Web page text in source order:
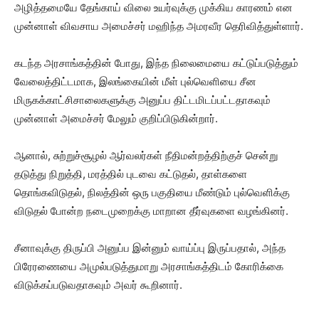
அழித்தமையே தேங்காய் விலை உயர்வுக்கு முக்கிய காரணம் என
முன்னாள் விவசாய அமைச்சர் மஹிந்த அமரவீர தெரிவித்துள்ளார்.
கடந்த அரசாங்கத்தின் போது, ​​இந்த நிலைமையை கட்டுப்படுத்தும்
வேலைத்திட்டமாக, இலங்கையின் மீள் புல்வெளியை சீன
மிருகக்காட்சிசாலைகளுக்கு அனுப்ப திட்டமிடப்பட்டதாகவும்
முன்னாள் அமைச்சர் மேலும் குறிப்பிடுகின்றார்.
ஆனால், சுற்றுச்சூழல் ஆர்வலர்கள் நீதிமன்றத்திற்குச் சென்று
தடுத்து நிறுத்தி, மரத்தில் புடவை கட்டுதல், தாள்களை
தொங்கவிடுதல், நிலத்தின் ஒரு பகுதியை மீண்டும் புல்வெளிக்கு
விடுதல் போன்ற நடைமுறைக்கு மாறான தீர்வுகளை வழங்கினர்.
சீனாவுக்கு திருப்பி அனுப்ப இன்னும் வாய்ப்பு இருப்பதால், அந்த
பிரேரணையை அமுல்படுத்துமாறு அரசாங்கத்திடம் கோரிக்கை
விடுக்கப்படுவதாகவும் அவர் கூறினார்.